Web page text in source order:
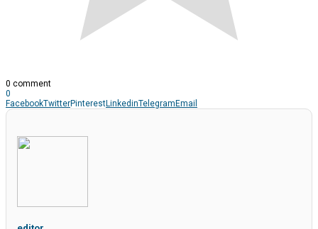
0 comment
0
FacebookTwitterPinterestLinkedinTelegram Email